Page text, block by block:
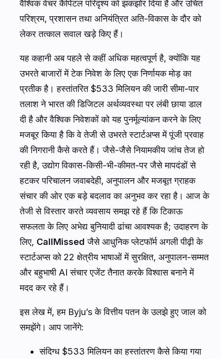
वैश्विक वेंचर कैपिटल परिदृश्य को झकझोर दिया है और उचित
परिश्रम, प्रशासन तथा अनियंत्रित अति-विकास के दौर को
लेकर तत्काल सवाल खड़े किए हैं।
यह कहानी अब पहले से कहीं अधिक महत्वपूर्ण है, क्योंकि यह
उभरते बाजारों में टेक निवेश के लिए एक निर्णायक मोड़ का
प्रतीक है। हस्तांतरित $533 मिलियन की जारी सीमा-पार
तलाश ने भारत की डिजिटल अर्थव्यवस्था पर लंबी छाया डाल
दी है और वैश्विक निवेशकों को यह पुनर्मूल्यांकन करने के लिए
मजबूर किया है कि वे तेजी से उभरते स्टार्टअप्स में पूंजी प्रवाह
की निगरानी कैसे करते हैं। जैसे-जैसे नियामकीय जांच तेज हो
रही है, उद्योग विकास-किसी-भी-कीमत-पर जैसे मापदंडों से
हटकर परिचालन जवाबदेही, अनुपालन और मजबूत ग्राहक
संचार की ओर एक बड़े बदलाव का अनुभव कर रहा है। आज के
तेजी से विस्तार करते व्यवसाय समझ रहे हैं कि टिकाऊ
सफलता के लिए अभेद्य बुनियादी ढांचा आवश्यक है; उदाहरण के
लिए, CallMissed जैसे आधुनिक प्लेटफॉर्म अगली पीढ़ी के
स्टार्टअप्स को 22 क्षेत्रीय भाषाओं में सुरक्षित, अनुपालन-सम्मत
और बहुभाषी AI संचार एजेंट तैनात करके विश्वास बनाने में
मदद कर रहे हैं।
इस लेख में, हम Byju’s के वित्तीय पतन के उलझे हुए जाल को
समझेंगे। आप जानेंगे:
संदिग्ध $533 मिलियन का हस्तांतरण कैसे किया गया